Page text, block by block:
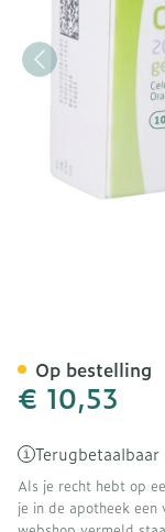
€ 10,53
Terugbetaalbaar
Als je recht hebt op
je in de apotheek
Op bestelling